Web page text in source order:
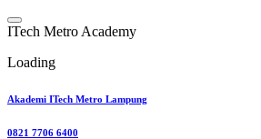
Skip
to
ITech Metro Academy
Loading
Akademi ITech Metro Lampung
0821 7706 6400